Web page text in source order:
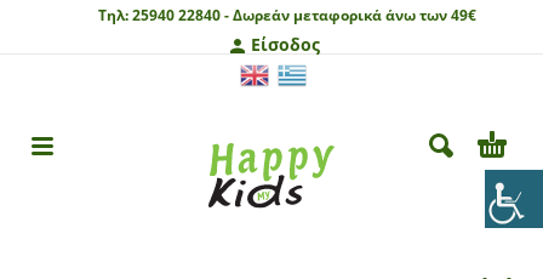
Τηλ:25940 22840 -Δωρεάν μεταφορικά άνω των 49€
Είσοδος